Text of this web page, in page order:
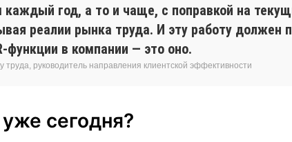
год, а то и чаще, с поправкой на
реалии рынка труда. И эту работу
функции в компании — это оно.
руководитель направления клиентской эффективности
сегодня?